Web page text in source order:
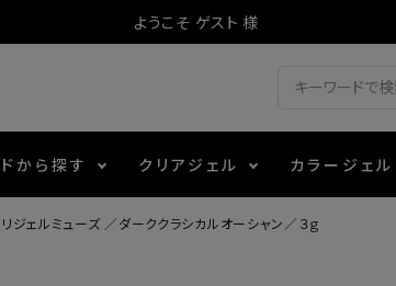
ようこそ ゲスト 様
から探す クリアジェル カラージェル
ジェルミューズ ／ダーククラシカルオーシャン／３ｇ